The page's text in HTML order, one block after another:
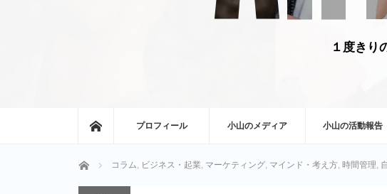
１度きり
ホームプロフィール 小山のメディア 小山の活動報告
ホーム コラム, ビジネス・起業, マーケティング, マインド・考え方, 時間管理,